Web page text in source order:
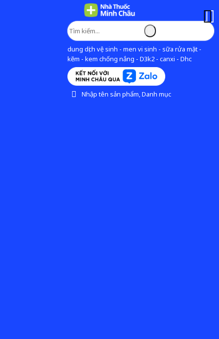
dung dịch vệ sinh - men vi sinh - sữa rửa mặt -
kẽm - kem chống nắng - D3k2 - canxi - Dhc
Nhập tên sản phẩm, Danh mục